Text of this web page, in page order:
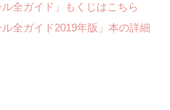
全ガイド」もくじはこちら
全ガイド2019年版」本の詳細